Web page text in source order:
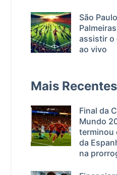
São
assistir o
ao vivo
Mais Recentes
Final da
Mundo
terminou
da
na